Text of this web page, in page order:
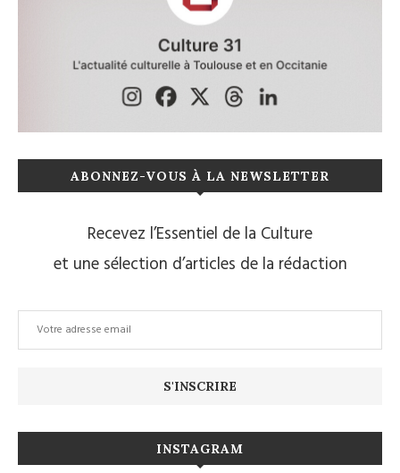
ABONNEZ-VOUS À LA NEWSLETTER
Recevez l’Essentiel de la Culture
et une sélection d’articles de la rédaction
INSTAGRAM